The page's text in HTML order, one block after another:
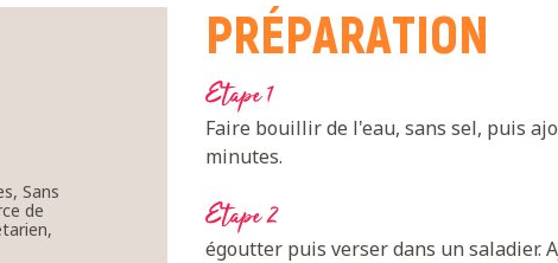
Sans
de
PRÉPARATION
Etape 1
Faire bouillir de l'eau, sans sel, puis
minutes.
Etape 2
égoutter puis verser dans un